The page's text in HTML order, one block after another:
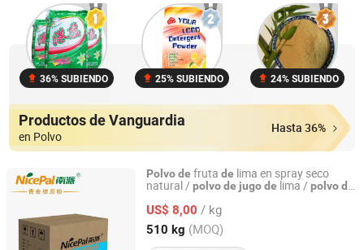
36% SUBIENDO 25% SUBIENDO 24% SUBIENDO
Productos de Vanguardia
en Polvo
Hasta 36%
Polvode fruta de lima en spray seco
natural / polvode jugode lima / polvode
US$ 8,00 / kg
510 kg (MOQ)
Hainan Nicepal Industry Co., Ltd.
Hainan, China Desde 2015